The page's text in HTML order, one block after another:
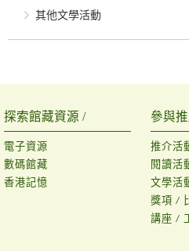
其他文學活動
探索館藏資源 /
電子資源
數碼館藏
香港記憶
參與
推介活
閱讀活
文學活
獎項 /
講座 /